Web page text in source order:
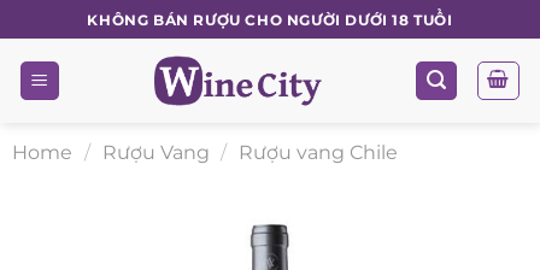
to
content
KHÔNG BÁN RƯỢU CHO NGƯỜI DƯỚI 18 TUỔI
Home / Rượu Vang / Rượu vang Chile